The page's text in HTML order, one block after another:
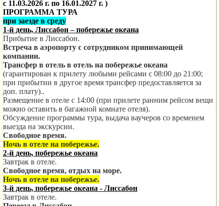
с 11.03.2026 г. по 16.01.2027 г. )
ПРОГРАММА ТУРА
при заезде в среду
1-й день, Лиссабон – побережье океана
Прибытие в Лиссабон.
Встреча в аэропорту с сотрудником принимающей
компании.
Трансфер в отель в отель на побережье океана
(гарантирован к прилету любыми рейсами с 08:00 до 21:00;
при прибытии в другое время трансфер предоставляется за
доп. плату)..
Размещение в отеле с 14:00 (при прилете ранним рейсом вещи
можно оставить в багажной комнате отеля).
Обсуждение программы тура, выдача ваучеров со временем
выезда на экскурсии.
Свободное время.
Ночь в отеле на побережье.
2-й день, побережье океана
Завтрак в отеле.
Свободное время, отдых на море.
Ночь в отеле на побережье.
3-й день, побережье океана - Лиссабон
Завтрак в отеле.